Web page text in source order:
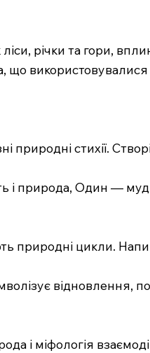
річки та гори,
що
природні стихії.
природа, Один —
природні цикли.
відновлення,
і міфологія